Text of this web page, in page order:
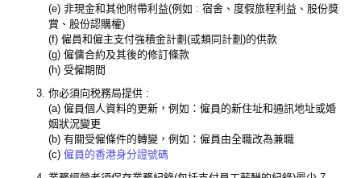
(e) 非現金和其他附帶利益(例如 : 宿舍、度假旅程利益、股份獎
賞、股份認購權)
(f) 僱員和僱主支付強積金計劃(或類同計劃)的供款
(g) 僱傭合約及其後的修訂條款
(h) 受僱期間
你必須向税務局提供 :
(a) 僱員個人資料的更新，例如：僱員的新住址和通訊地址或婚
姻狀況變更
(b) 有關受僱條件的轉變，例如：僱員由全職改為兼職
(c) 僱員的香港身分證號碼